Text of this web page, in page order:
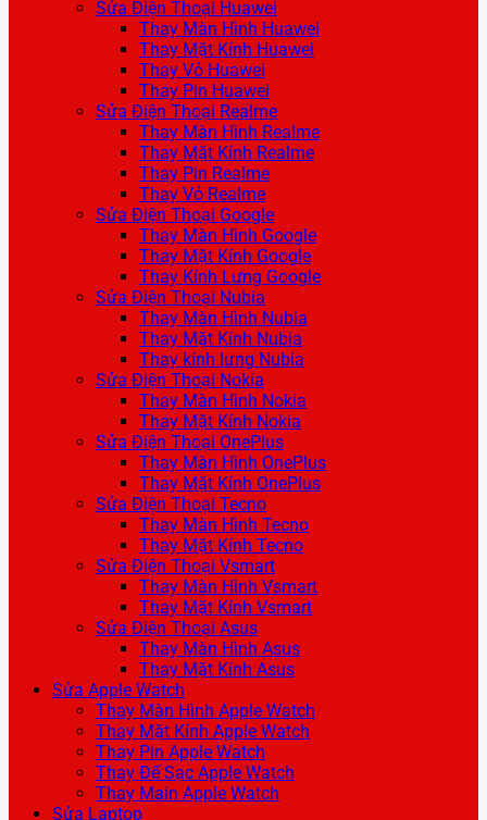
Sửa Điện Thoại Huawei
Thay Màn Hình Huawei
Thay Mặt Kính Huawei
Thay Vỏ Huawei
Thay Pin Huawei
Sửa Điện Thoại Realme
Thay Màn Hình Realme
Thay Mặt Kính Realme
Thay Pin Realme
Thay Vỏ Realme
Sửa Điện Thoại Google
Thay Màn Hình Google
Thay Mặt Kính Google
Thay Kính Lưng Google
Sửa Điện Thoại Nubia
Thay Màn Hình Nubia
Thay Mặt Kính Nubia
Thay kính lưng Nubia
Sửa Điện Thoại Nokia
Thay Màn Hình Nokia
Thay Mặt Kính Nokia
Sửa Điện Thoại OnePlus
Thay Màn Hình OnePlus
Thay Mặt Kính OnePlus
Sửa Điện Thoại Tecno
Thay Màn Hình Tecno
Thay Mặt Kính Tecno
Sửa Điện Thoại Vsmart
Thay Màn Hình Vsmart
Thay Mặt Kính Vsmart
Sửa Điện Thoại Asus
Thay Màn Hình Asus
Thay Mặt Kính Asus
Sửa Apple Watch
Thay Màn Hình Apple Watch
Thay Mặt Kính Apple Watch
Thay Pin Apple Watch
Thay Đế Sạc Apple Watch
Thay Main Apple Watch
Sửa Laptop